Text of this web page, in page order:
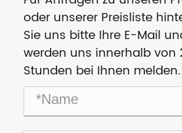
oder unserer Preisliste
Sie uns bitte Ihre E-Mail
werden uns innerhalb von
Stunden bei Ihnen melden.